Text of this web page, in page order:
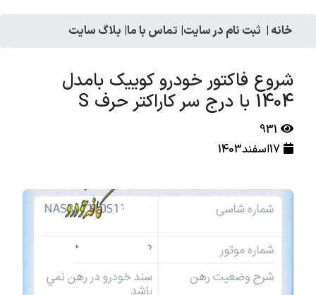
خانه | ثبت نام در سایت| تماس با ما| بلاگ سایت
شروع فاکتور خودرو کوییک بامدل
1404 با درج سر کاراکتر حرف S
931
17اسفند1403